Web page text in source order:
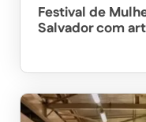
Festival de
Salvador com